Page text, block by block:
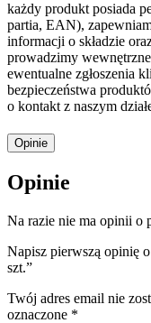
każdy produkt posiada
partia, EAN),
informacji o składzie
prowadzimy
ewentualne zgłoszenia
bezpieczeństwa
o kontakt z naszym
Opinie
Opinie
Na razie nie ma opinii o
Napisz pierwszą opinię
szt.”
Twój adres email nie
oznaczone *